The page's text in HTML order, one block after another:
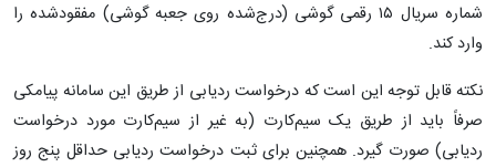
شماره سریال ۱۵ رقمی گوشی (درج‌شده روی جعبه گوشی) مفقودشده را
وارد کند.
نکته قابل توجه این است که درخواست ردیابی از طریق این سامانه پیامکی
صرفاً باید از طریق یک سیم‌کارت (به غیر از سیم‌کارت مورد درخواست
ردیابی) صورت گیرد. همچنین برای ثبت درخواست ردیابی حداقل پنج روز